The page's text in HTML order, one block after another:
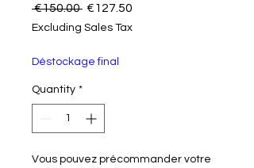
€150.00 Regular Price
€127.50
Excluding Sales Tax
Déstockage final
Quantity *
Vous pouvez précommander votre